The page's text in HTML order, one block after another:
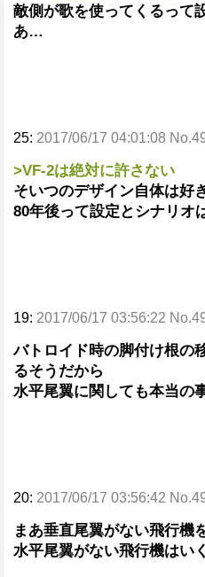
敵側が歌を使ってくるって
あ…
25: 2017/06/17 04:01:08
>VF-2は絶対に許さない
そいつのデザイン自体は好
80年後って設定とシナリオ
19: 2017/06/17 03:56:22
バトロイド時の脚付け根の
るそうだから
水平尾翼に関しても本当の
20: 2017/06/17 03:56:42
まあ垂直尾翼がない飛行機
水平尾翼がない飛行機はい